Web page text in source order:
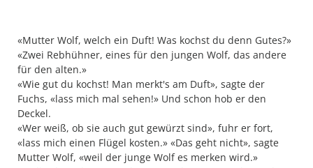
«Mutter Wolf, welch ein Duft! Was kochst du denn Gutes?»
«Zwei Rebhühner, eines für den jungen Wolf, das andere
für den alten.»
«Wie gut du kochst! Man merkt's am Duft», sagte der
Fuchs, «lass mich mal sehen!» Und schon hob er den
Deckel.
«Wer weiß, ob sie auch gut gewürzt sind», fuhr er fort,
«lass mich einen Flügel kosten.» «Das geht nicht», sagte
Mutter Wolf, «weil der junge Wolf es merken wird.»